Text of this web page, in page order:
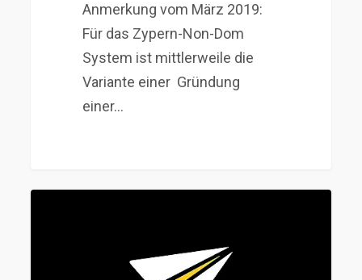
Anmerkung vom März 2019:
Für das Zypern-Non-Dom
System ist mittlerweile die
Variante einer Gründung
einer…